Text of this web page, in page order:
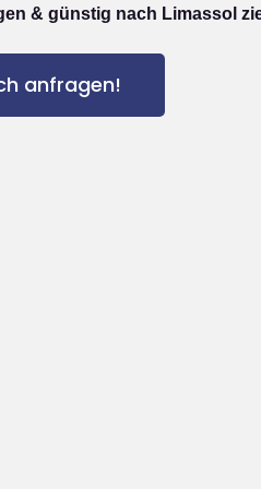
& günstig nach Limassol
anfragen!